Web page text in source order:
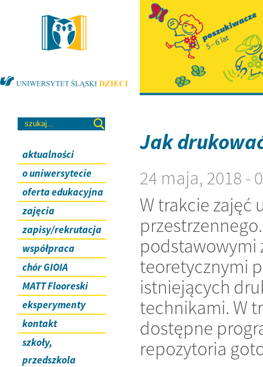
aktualności
o uniwersytecie
oferta edukacyjna
zajęcia
zapisy/rekrutacja
współpraca
chór GIOIA
MATT Flooreski
eksperymenty
kontakt
szkoły,
przedszkola
Jak
24 maja, 2018 -
W trakcie zajęć
podstawowymi
teoretycznymi
istniejących
technikami. W
dostępne
repozytoria